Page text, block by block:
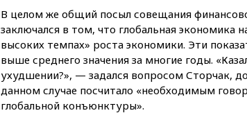
В целом же общий посыл совещания
заключался в том, что глобальная экономика
высоких темпах» роста экономики. Эти
выше среднего значения за многие годы.
ухудшении?», — задался вопросом Сторчак,
данном случае посчитало «необходимым
глобальной конъюнктуры».